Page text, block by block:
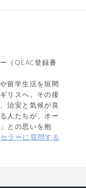
（QEAC登録番
留学生活を垣間
リスへ。その後
治安と気候が良
人たちが、オー
との思いを抱
ラーに質問する